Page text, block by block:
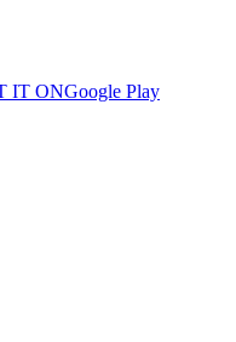
IT ONGoogle Play